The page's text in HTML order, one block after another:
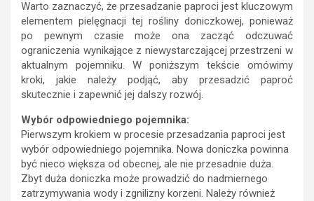
Warto zaznaczyć, że przesadzanie paproci jest kluczowym
elementem pielęgnacji tej rośliny doniczkowej, ponieważ
po pewnym czasie może ona zacząć odczuwać
ograniczenia wynikające z niewystarczającej przestrzeni w
aktualnym pojemniku. W poniższym tekście omówimy
kroki, jakie należy podjąć, aby przesadzić paproć
skutecznie i zapewnić jej dalszy rozwój.
Wybór odpowiedniego pojemnika:
Pierwszym krokiem w procesie przesadzania paproci jest
wybór odpowiedniego pojemnika. Nowa doniczka powinna
być nieco większa od obecnej, ale nie przesadnie duża.
Zbyt duża doniczka może prowadzić do nadmiernego
zatrzymywania wody i zgnilizny korzeni. Należy również